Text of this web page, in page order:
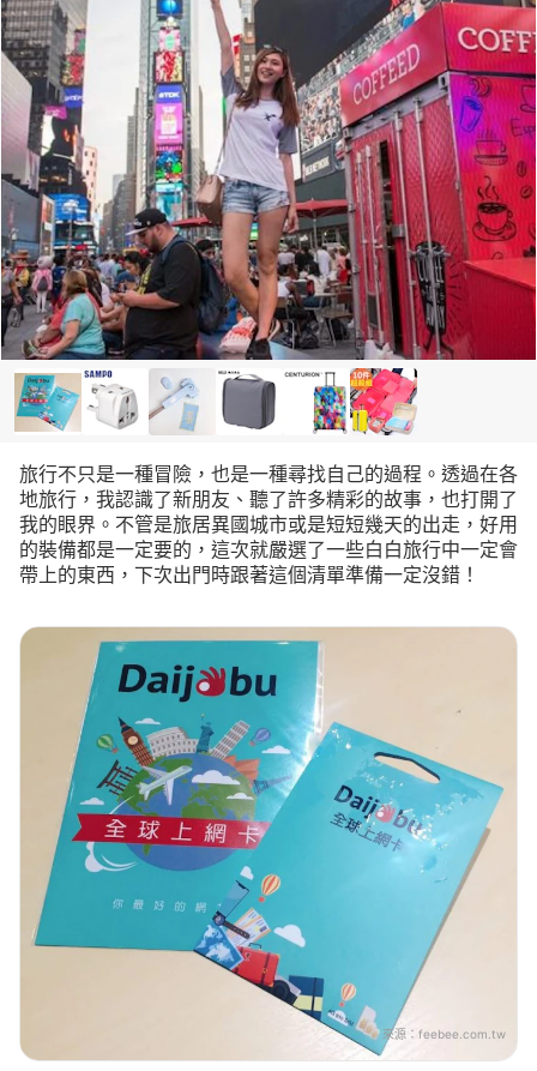
旅行不只是一種冒險，也是一種尋找自己的過程。透過在各
地旅行，我認識了新朋友、聽了許多精彩的故事，也打開了
我的眼界。不管是旅居異國城市或是短短幾天的出走，好用
的裝備都是一定要的，這次就嚴選了一些白白旅行中一定會
帶上的東西，下次出門時跟著這個清單準備一定沒錯！
來源： feebee.com.tw